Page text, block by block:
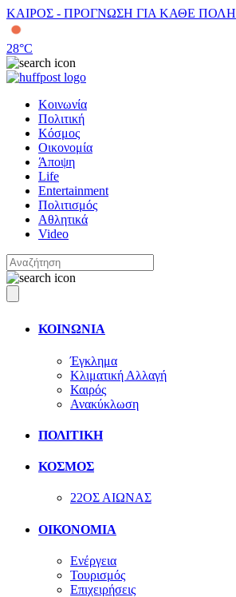
ΚΑΙΡΟΣ - ΠΡΟΓΝΩΣΗ ΓΙΑ ΚΑΘΕ ΠΟΛΗ
28°C
Κοινωνία
Πολιτική
Κόσμος
Οικονομία
Άποψη
Life
Entertainment
Πολιτισμός
Αθλητικά
Video
ΚΟΙΝΩΝΙΑ
Έγκλημα
Κλιματική Αλλαγή
Καιρός
Ανακύκλωση
ΠΟΛΙΤΙΚΗ
ΚΟΣΜΟΣ
22ΟΣ ΑΙΩΝΑΣ
ΟΙΚΟΝΟΜΙΑ
Ενέργεια
Τουρισμός
Επιχειρήσεις